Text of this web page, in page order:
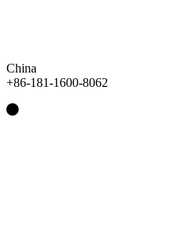
China
+86-181-1600-8062